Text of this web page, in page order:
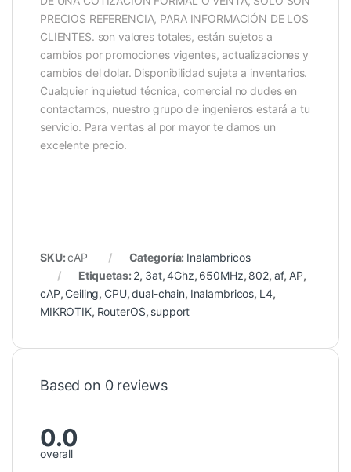
PRECIOS REFERENCIA, PARA INFORMACIÓN DE LOS
CLIENTES. son valores totales, están sujetos a
cambios por promociones vigentes, actualizaciones y
cambios del dolar. Disponibilidad sujeta a inventarios.
Cualquier inquietud técnica, comercial no dudes en
contactarnos, nuestro grupo de ingenieros estará a tu
servicio. Para ventas al por mayor te damos un
excelente precio.
SKU:cAP Categoría: Inalambricos
Etiquetas: 2, 3at,4Ghz, 650MHz, 802, af, AP,
cAP, Ceiling, CPU,dual-chain, Inalambricos, L4,
MIKROTIK, RouterOS, support
Based on 0 reviews
0.0
overall